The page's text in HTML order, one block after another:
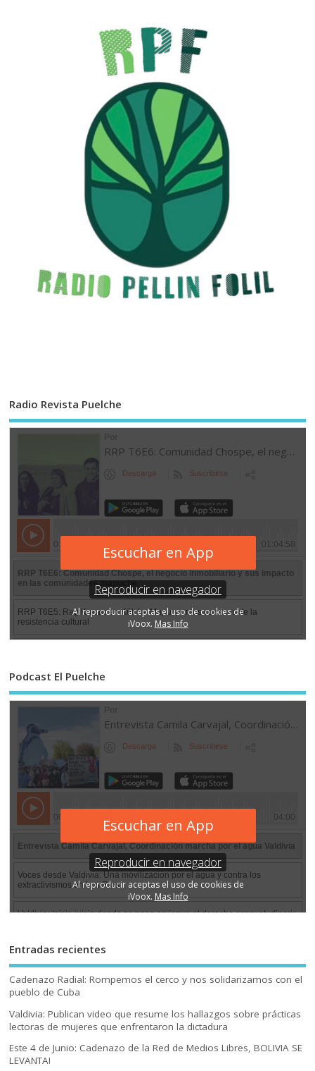
Radio Revista Puelche
Podcast El Puelche
Entradas recientes
Cadenazo Radial: Rompemos el cerco y nos solidarizamos con el
pueblo de Cuba
Valdivia: Publican video que resume los hallazgos sobre prácticas
lectoras de mujeres que enfrentaron la dictadura
Este 4 de Junio: Cadenazo de la Red de Medios Libres, BOLIVIA SE
LEVANTA!